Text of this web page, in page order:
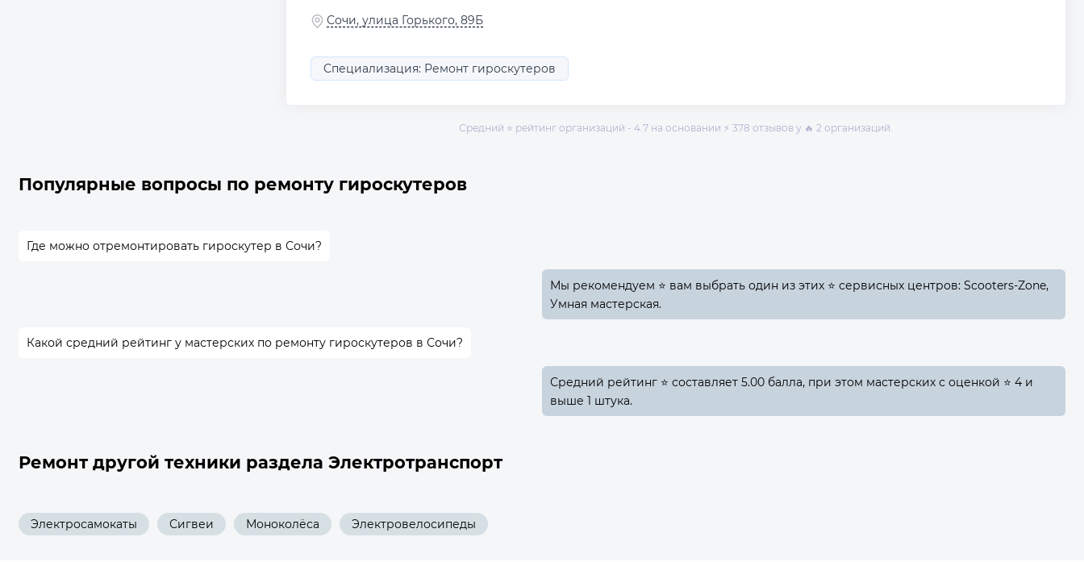
Сочи, улица Горького, 89Б
Специализация: Ремонт гироскутеров
Средний ⭐ рейтинг организаций - 4.7 на основании ⚡ 378 отзывов у 🔥 2 организаций.
Популярные вопросы по ремонту гироскутеров
Где можно отремонтировать гироскутер в Сочи?
Мы рекомендуем ⭐ вам выбрать один из этих ⭐ сервисных центров: Scooters-Zone,
Умная мастерская.
Какой средний рейтинг у мастерских по ремонту гироскутеров в Сочи?
Средний рейтинг ⭐ составляет 5.00 балла, при этом мастерских с оценкой ⭐ 4 и
выше 1 штука.
Ремонт другой техники раздела Электротранспорт
Электросамокаты Сигвеи Моноколёса Электровелосипеды